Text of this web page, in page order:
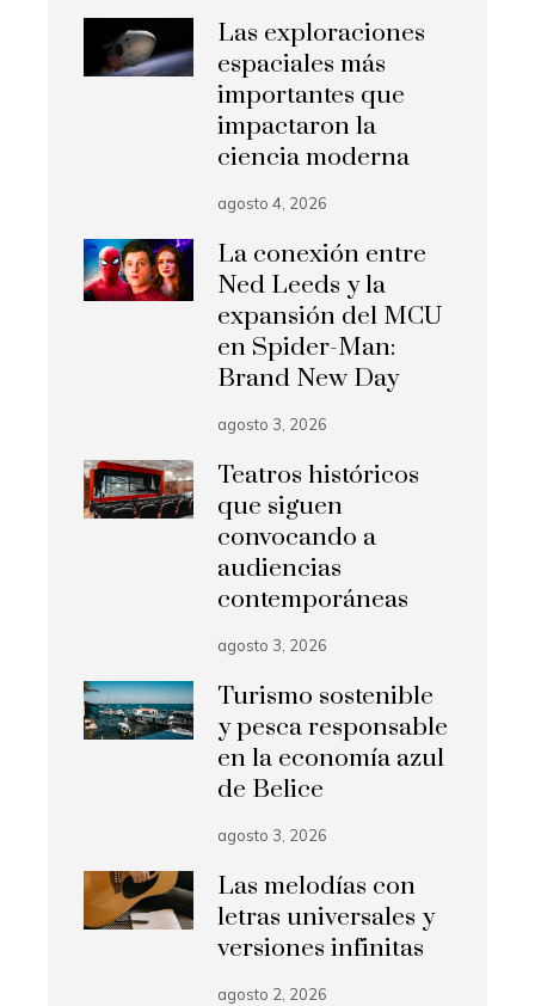
Las exploraciones
espaciales más
importantes que
impactaron la
ciencia moderna
agosto 4, 2026
La conexión entre
Ned Leeds y la
expansión del MCU
en Spider-Man:
Brand New Day
agosto 3, 2026
Teatros históricos
que siguen
convocando a
audiencias
contemporáneas
agosto 3, 2026
Turismo sostenible
y pesca responsable
en la economía azul
de Belice
agosto 3, 2026
Las melodías con
letras universales y
versiones infinitas
agosto 2, 2026